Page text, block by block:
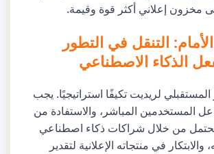
مخزون إعلاني أكثر قوة وقيمة.
التنقل في التطور
الذكاء الاصطناعي
لريديت تكيفًا استراتيجيًا. يجب
المستخدمين المباشر، والاستفادة من
محتمل من خلال شراكات ذكاء اصطناعي
في منتجاته الإعلانية لتقدير